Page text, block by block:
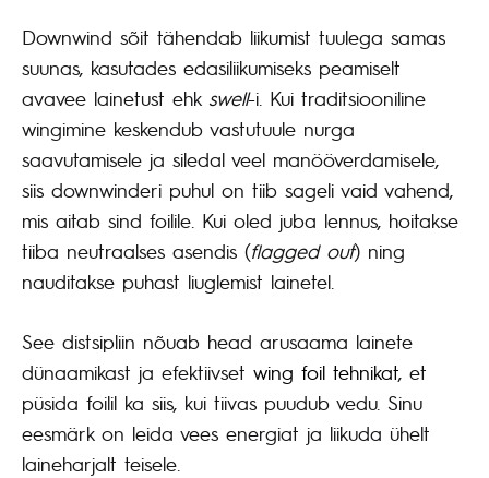
Downwind sõit tähendab liikumist tuulega samas
suunas, kasutades edasiliikumiseks peamiselt
avavee lainetust ehk swell-i. Kui traditsiooniline
wingimine keskendub vastutuule nurga
saavutamisele ja siledal veel manööverdamisele,
siis downwinderi puhul on tiib sageli vaid vahend,
mis aitab sind foilile. Kui oled juba lennus, hoitakse
tiiba neutraalses asendis (flagged out) ning
nauditakse puhast liuglemist lainetel.
See distsipliin nõuab head arusaama lainete
dünaamikast ja efektiivset wing foil tehnikat, et
püsida foilil ka siis, kui tiivas puudub vedu. Sinu
eesmärk on leida vees energiat ja liikuda ühelt
laineharjalt teisele.